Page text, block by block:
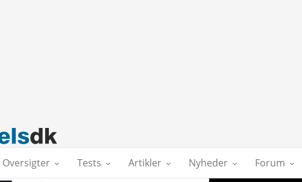
Oversigter Tests Artikler Nyheder Forum